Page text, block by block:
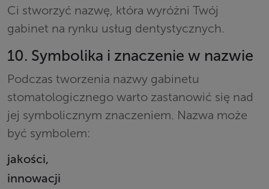
Ci stworzyć nazwę, która wyróżni Twój
gabinet na rynku usług dentystycznych.
10. Symbolika i znaczenie w nazwie
Podczas tworzenia nazwy gabinetu
stomatologicznego warto zastanowić się nad
jej symbolicznym znaczeniem. Nazwa może
być symbolem:
jakości,
innowacji